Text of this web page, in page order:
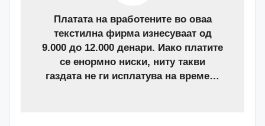
Платата на вработените во оваа
текстилна фирма изнесуваат од
9.000 до 12.000 денари. Иако платите
се енoрмно ниски, ниту такви
газдата не ги исплатува на време…